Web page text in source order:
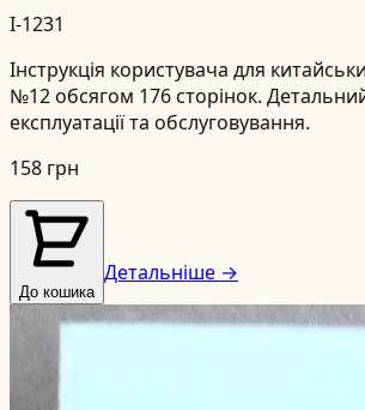
I-1231
Інструкція користувача для
№12 обсягом 176 сторінок.
експлуатації та обслуговування.
158 грн
До кошика
Детальніше →